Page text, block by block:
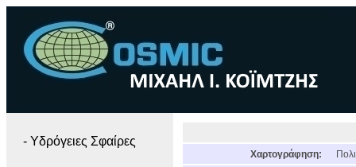
- Yδρόγειες Σφαίρες
Χαρτογράφηση: